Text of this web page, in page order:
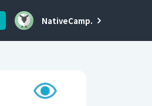
NativeCamp.